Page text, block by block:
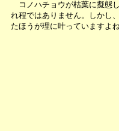
コノハチョウが枯葉に擬態
れ程ではありません。しかし
たほうが理に叶っていますよね